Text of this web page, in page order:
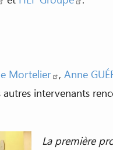
Mortelier , Anne
intervenants
La première